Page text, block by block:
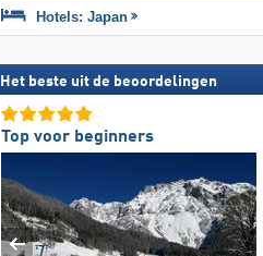
Hotels: Japan
Het beste uit de beoordelingen
Top voor beginners